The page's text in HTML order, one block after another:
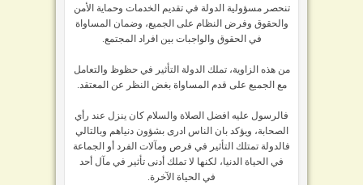
تنحصر مسؤولية الدولة في تقديم الخدمات وحماية الأمن
والحقوق وفرض النظام على الجميع، وضمان المساواة
في الحقوق والواجبات بين افراد المجتمع.
من هذه الزاوية، تملك الدولة التأثير في حظوظ والتعامل
مع الجميع على قدم المساواة بغض النظر عن المعتقد.
فالرسول عليه افضل الصلاة والسلام كان ينزل عند رأي
الصحابة، ويؤكد بان الناس ادرى بشؤون دنياهم وبالتالي
فالدولة تمتلك التأثير في فرص ومآلات الفرد أو الجماعة
في الحياة الدنيا، لكنها لا تملك أدنى تأثير في مآل أحد
في الحياة الآخرة.